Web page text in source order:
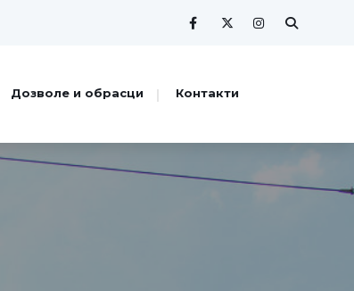
Дозволе и обрасци Контакти